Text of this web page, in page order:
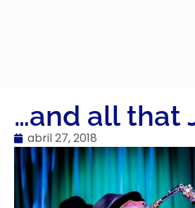
…and all that
abril 27, 2018